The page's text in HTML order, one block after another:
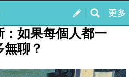
我的
如果每個人都一
聊？